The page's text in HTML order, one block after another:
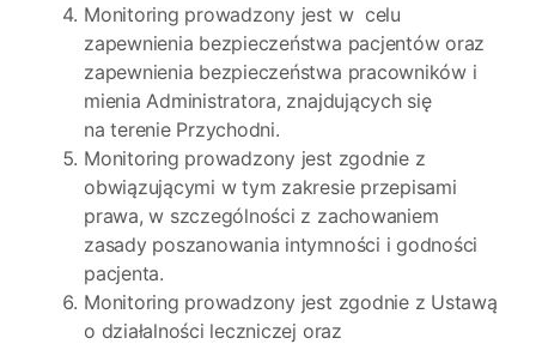
Monitoring prowadzony jest w celu
zapewnienia bezpieczeństwa pacjentów oraz
zapewnienia bezpieczeństwa pracowników i
mienia Administratora, znajdujących się
na terenie Przychodni.
Monitoring prowadzony jest zgodnie z
obwiązującymi w tym zakresie przepisami
prawa, w szczególności z zachowaniem
zasady poszanowania intymności i godności
pacjenta.
Monitoring prowadzony jest zgodnie z Ustawą
o działalności leczniczej oraz